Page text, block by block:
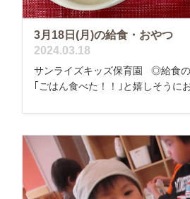
3月18日(月)の給食・おやつ
2024.03.18
サンライズキッズ保育園 ◎給食の
｢ごはん食べた！！｣と嬉しそうにお